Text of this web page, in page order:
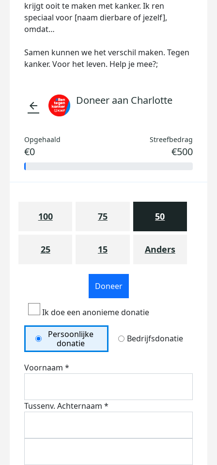
krijgt ooit te maken met kanker. Ik ren
speciaal voor [naam dierbare of jezelf],
omdat…
Samen kunnen we het verschil maken. Tegen
kanker. Voor het leven. Help je mee?;
arrow_back Doneer aan Charlotte
Opgehaald
€0
Streefbedrag
€500
100 75 50
25 15 Anders
Doneer
Ik doe een anonieme donatie
Persoonlijke
donatie
Bedrijfsdonatie
Voornaam *
Tussenv. Achternaam *